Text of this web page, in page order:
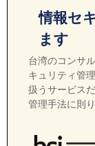
情報セ
ます
台湾のコンサ
キュリティ管
扱うサービス
管理手法に則